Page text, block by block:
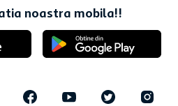
noastra mobila!!